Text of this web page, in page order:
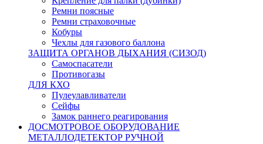
Ремни поясные
Ремни страховочные
Кобуры
Чехлы для газового баллона
ЗАЩИТА ОРГАНОВ ДЫХАНИЯ (СИЗОД)
Самоспасатели
Противогазы
ДЛЯ КХО
Пулеулавливатели
Сейфы
Замок раннего реагирования
ДОСМОТРОВОЕ ОБОРУДОВАНИЕ
МЕТАЛЛОДЕТЕКТОР РУЧНОЙ